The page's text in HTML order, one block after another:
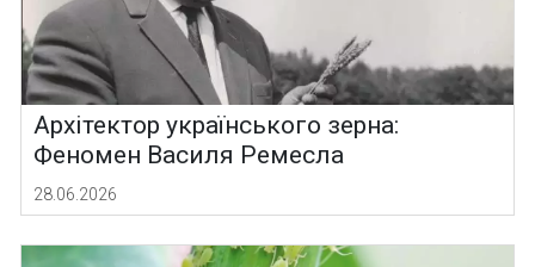
Архітектор українського зерна:
Феномен Василя Ремесла
28.06.2026